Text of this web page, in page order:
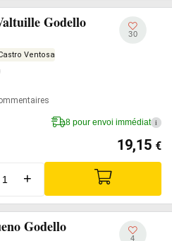
Godello
Ventosa
30
8 pour envoi immédiat i
19,15 €
+
Godello
4